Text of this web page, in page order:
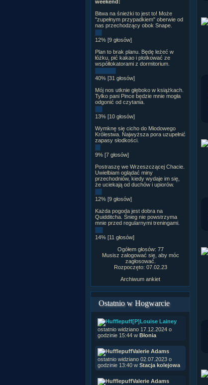
weekend:
Bitwa na śnieżki to jest to! Może
"zupełnym przypadkiem" oberwie od
nas przechodzący obok Snape.
12% [9 głosów]
Plan to brak planu. Będę leżeć w
łóżku, pić kakao i plotkować ze
współlokatorami z dormitorium.
40% [31 głosów]
Mój nos utknie głęboko w książkach.
Tylko pani Pince będzie mnie mogła
odgonić od czytania.
13% [10 głosów]
Wymknę się cicho do Miodowego
Królestwa. Najwyższa pora uzupełnić
zapasy słodkości.
9% [7 głosów]
Postraszę we Wrzeszczącej Chacie.
Uwielbiam oglądać miny
przechodniów, kiedy wydaje im się,
że uciekają od duchów i upiorów.
12% [9 głosów]
Każda pogoda jest dobra na
Quidditcha. Śnieg nie powstrzyma
mnie przed regularnymi treningami.
14% [11 głosów]
Ogółem głosów: 77
Musisz zalogować się, aby móc
zagłosować.
Rozpoczęto: 07.02.23
Archiwum ankiet
Ostatnio w Hogwarcie
[P]Louise Lainey
ostatnio widziano 17.12.2024 o
godzinie 15:44 w Błonia
Valerie Adams
ostatnio widziano 02.07.2023 o
godzinie 13:40 w Stacja kolejowa
Valerie Adams